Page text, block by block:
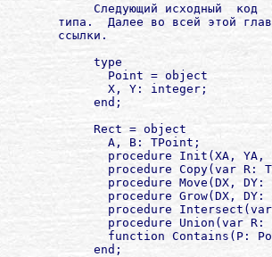
Следующий исходный  код
типа.  Далее во всей этой
        ссылки.
             type
               Point = object
               X, Y: integer;
             end;
             Rect = object
               A, B: TPoint;
procedure Init(XA, YA,
procedure Copy(var R:
procedure Move(DX, DY:
procedure Grow(DX, DY:
procedure
procedure Union(var R:
function Contains(P:
             end;